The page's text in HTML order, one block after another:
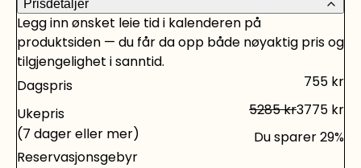
våre samarbeidspartnere og åpnes for booking på
forespørsel. Leiedøgnet strekker seg derfor fra
08.00 - 07.00. Trenger du andre verktøy for å ta
vare på hus og hjem, har vi verktøyutleie med alt du
trenger. Bare sjekk vårt utvalg.
Prisdetaljer
Legg inn ønsket leie tid i kalenderen på
produktsiden — du får da opp både nøyaktig pris og
tilgjengelighet i sanntid.
Dagspris
755 kr
Ukepris
(7 dager eller mer)
5285kr3775 kr
Du sparer29%
Reservasjonsgebyr